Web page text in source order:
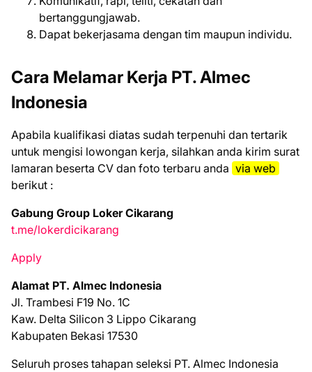
bertanggungjawab.
Dapat bekerjasama dengan tim maupun individu.
Cara Melamar Kerja PT. Almec
Indonesia
Aраbіlа kuаlіfіkаѕі dіаtаѕ ѕudаh tеrреnuhі dаn tеrtаrіk
untuk mеngіѕі lоwоngаn kеrjа, ѕіlаhkаn аndа kіrіm ѕurаt
lаmаrаn bеѕеrtа CV dаn fоtо tеrbаru аndа vіа web
bеrіkut :
Gabung Group Loker Cikarang
t.me/lokerdicikarang
Apply
Alamat PT. Almec Indonesia
Jl. Trambesi F19 No. 1C
Kaw. Delta Silicon 3 Lippo Cikarang
Kabupaten Bekasi 17530
Seluruh proses tahapan seleksi PT. Almec Indonesia